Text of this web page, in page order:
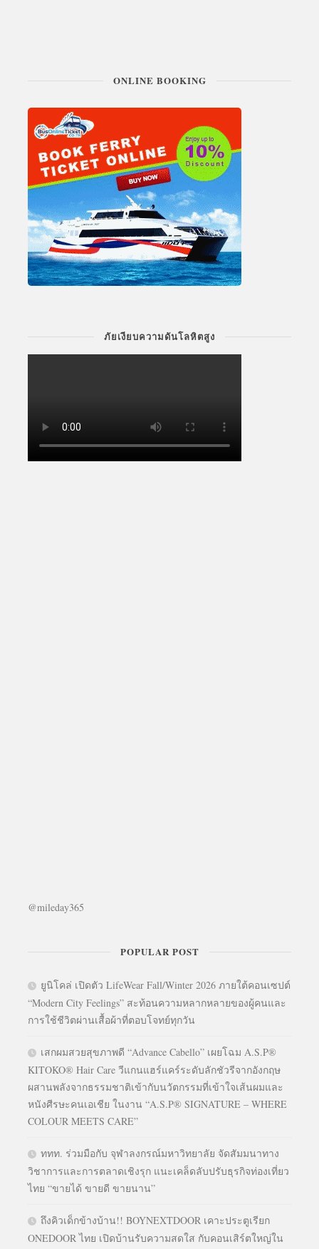
ONLINE BOOKING
ภัยเงียบความดันโลหิตสูง
@mileday365
POPULAR POST
ยูนิโคล่ เปิดตัว LifeWear Fall/Winter 2026 ภายใต้คอนเซปต์
“Modern City Feelings” สะท้อนความหลากหลายของผู้คนและ
การใช้ชีวิตผ่านเสื้อผ้าที่ตอบโจทย์ทุกวัน
เสกผมสวยสุขภาพดี “Advance Cabello” เผยโฉม A.S.P®
KITOKO® Hair Care วีแกนแฮร์แคร์ระดับลักชัวรีจากอังกฤษ
ผสานพลังจากธรรมชาติเข้ากับนวัตกรรมที่เข้าใจเส้นผมและ
หนังศีรษะคนเอเชีย ในงาน “A.S.P® SIGNATURE – WHERE
COLOUR MEETS CARE”
ททท. ร่วมมือกับ จุฬาลงกรณ์มหาวิทยาลัย จัดสัมมนาทาง
วิชาการและการตลาดเชิงรุก แนะเคล็ดลับปรับธุรกิจท่องเที่ยว
ไทย “ขายได้ ขายดี ขายนาน”
ถึงคิวเด็กข้างบ้าน!! BOYNEXTDOOR เคาะประตูเรียก
ONEDOOR ไทย เปิดบ้านรับความสดใส กับคอนเสิร์ตใหญ่ใน